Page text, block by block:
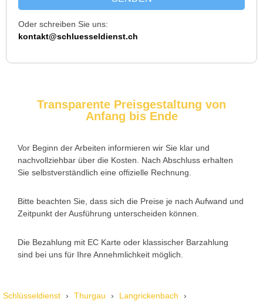
Service rufen. Techniker war schnell da, aber das Ersatzteil
Daniel W. aus Uster
Zuverlässiger Service bei einem verlorenen Haustürschlüssel.
Die Tür wurde ohne Kratzer geöffnet, nur der Preis war leicht
N Nadine H. aus Aadorf
Wir standen mit den Kindern vor verschlossener Tür – der
Oder schreiben Sie uns:
kontakt@schluesseldienst.ch
Transparente Preisgestaltung von
Anfang bis Ende
Vor Beginn der Arbeiten informieren wir Sie klar und
nachvollziehbar über die Kosten. Nach Abschluss erhalten
Sie selbstverständlich eine offizielle Rechnung.
Bitte beachten Sie, dass sich die Preise je nach Aufwand und
Zeitpunkt der Ausführung unterscheiden können.
Die Bezahlung mit EC Karte oder klassischer Barzahlung
sind bei uns für Ihre Annehmlichkeit möglich.
Schlüsseldienst Thurgau Langrickenbach